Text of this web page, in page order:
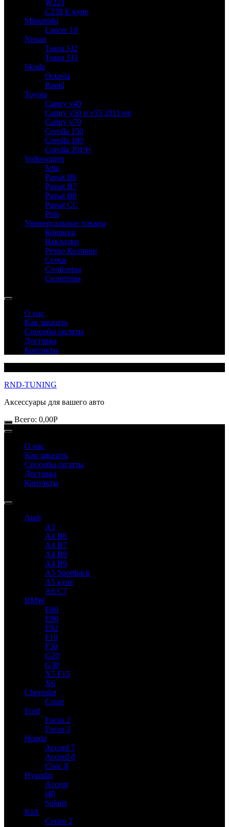
W221
C238 E купе
Mitsubishi
Lancer 10
Nissan
Teana J32
Teana J33
Skoda
Octavia
Rapid
Toyota
Camry v40
Camry v50 и v55 2011-нв
Camry v70
Corolla 150
Corolla 180
Corolla 2019+
Volkswagen
Jetta
Passat B6
Passat B7
Passat B8
Passat CC
Polo
Универсальные товары
Коврики
Накладки
Ретро Колпаки
Сетки
Спойлеры
Сплитеры
О нас
Как заказать
Способы оплаты
Доставка
Контакты
RND-TUNING
Аксессуары для вашего авто
Всего: 0,00Р
О нас
Как заказать
Способы оплаты
Доставка
Контакты
Audi
A3
A4 B6
A4 B7
A4 B8
A4 B9
A5 Sportback
A5 купе
A6 C7
BMW
E60
E90
E92
F10
F30
G20
G30
X5 F15
X6
Chevrolet
Cruze
Ford
Focus 2
Focus 3
Honda
Accord 7
Accord 8
Civic 8
Hyundai
Accent
i40
Solaris
KIA
Cerato 2